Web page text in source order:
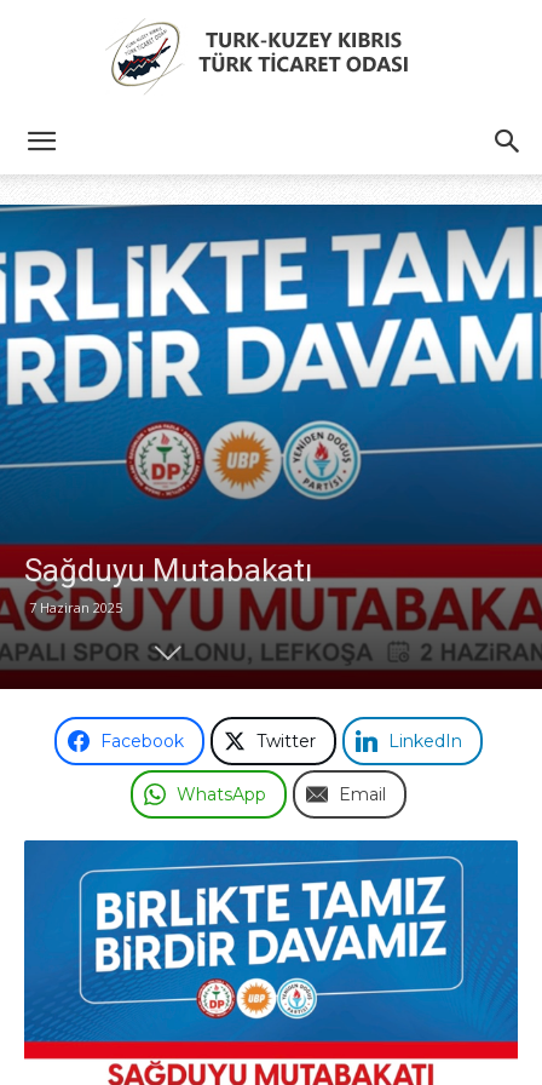
Kıbrıs
Türk
Ticaret
Odası
Sağduyu Mutabakatı
7 Haziran 2025
Facebook Twitter LinkedIn
WhatsApp Email